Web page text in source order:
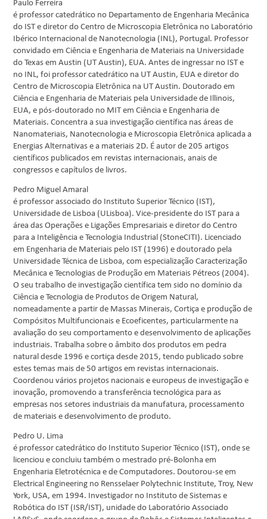
Paulo Ferreira
é professor catedrático no Departamento de Engenharia Mecânica
do IST e diretor do Centro de Microscopia Eletrônica no Laboratório
Ibérico Internacional de Nanotecnologia (INL), Portugal. Professor
convidado em Ciência e Engenharia de Materiais na Universidade
do Texas em Austin (UT Austin), EUA. Antes de ingressar no IST e
no INL, foi professor catedrático na UT Austin, EUA e diretor do
Centro de Microscopia Eletrônica na UT Austin. Doutorado em
Ciência e Engenharia de Materiais pela Universidade de Illinois,
EUA, e pós-doutorado no MIT em Ciência e Engenharia de
Materiais. Concentra a sua investigação científica nas áreas de
Nanomateriais, Nanotecnologia e Microscopia Eletrônica aplicada a
Energias Alternativas e a materiais 2D. É autor de 205 artigos
científicos publicados em revistas internacionais, anais de
congressos e capítulos de livros.
Pedro Miguel Amaral
é professor associado do Instituto Superior Técnico (IST),
Universidade de Lisboa (ULisboa). Vice-presidente do IST para a
área das Operações e Ligações Empresariais e diretor do Centro
para a Inteligência e Tecnologia Industrial (StoneCITI). Licenciado
em Engenharia de Materiais pelo IST (1996) e doutorado pela
Universidade Técnica de Lisboa, com especialização Caracterização
Mecânica e Tecnologias de Produção em Materiais Pétreos (2004).
O seu trabalho de investigação científica tem sido no domínio da
Ciência e Tecnologia de Produtos de Origem Natural,
nomeadamente a partir de Massas Minerais, Cortiça e produção de
Compósitos Multifuncionais e Ecoeficentes, particularmente na
avaliação do seu comportamento e desenvolvimento de aplicações
industriais. Trabalha sobre o âmbito dos produtos em pedra
natural desde 1996 e cortiça desde 2015, tendo publicado sobre
estes temas mais de 50 artigos em revistas internacionais.
Coordenou vários projetos nacionais e europeus de investigação e
inovação, promovendo a transferência tecnológica para as
empresas nos setores industriais da manufatura, processamento
de materiais e desenvolvimento de produto.
Pedro U. Lima
é professor catedrático do Instituto Superior Técnico (IST), onde se
licenciou e concluiu também o mestrado pré-Bolonha em
Engenharia Eletrotécnica e de Computadores. Doutorou-se em
Electrical Engineering no Rensselaer Polytechnic Institute, Troy, New
York, USA, em 1994. Investigador no Instituto de Sistemas e
Robótica do IST (ISR/IST), unidade do Laboratório Associado